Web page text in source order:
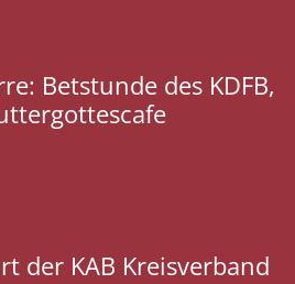
Betstunde des KDFB,
der KAB Kreisverband